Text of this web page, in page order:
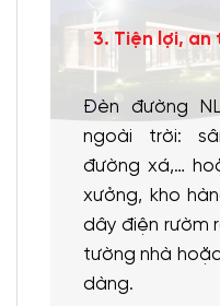
3. Tiện lợi, an
Đèn đường
ngoài trời:
đường xá,…
xưởng, kho
dây điện rườm
tường nhà
dàng.